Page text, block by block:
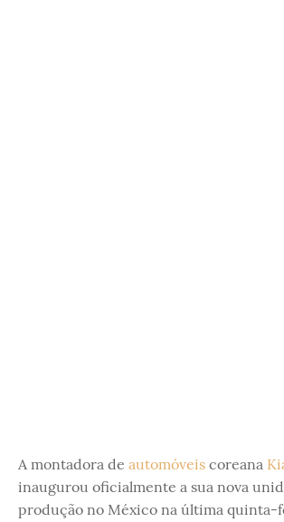
A montadora de automóveis coreana
inaugurou oficialmente a sua nova
produção no México na última quinta-